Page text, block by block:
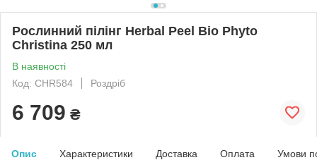
Рослинний пілінг Herbal Peel Bio Phyto
Christina 250 мл
В наявності
Код: CHR584
Роздріб
6 709 ₴
Опис Характеристики Доставка Оплата Умови